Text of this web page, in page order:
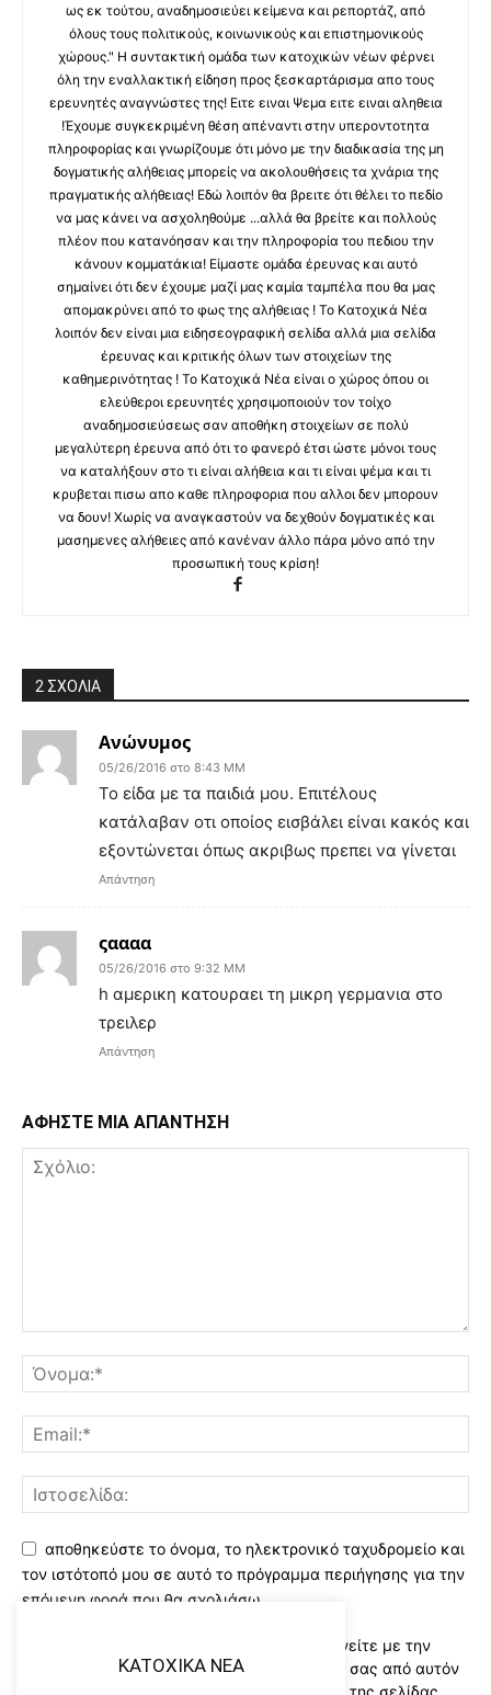
ως εκ τούτου, αναδημοσιεύει κείμενα και ρεπορτάζ, από
όλους τους πολιτικούς, κοινωνικούς και επιστημονικούς
χώρους." Η συντακτική ομάδα των κατοχικών νέων φέρνει
όλη την εναλλακτική είδηση προς ξεσκαρτάρισμα απο τους
ερευνητές αναγνώστες της! Ειτε ειναι Ψεμα ειτε ειναι αληθεια
!Έχουμε συγκεκριμένη θέση απέναντι στην υπεροντοτητα
πληροφορίας και γνωρίζουμε ότι μόνο με την διαδικασία της μη
δογματικής αλήθειας μπορείς να ακολουθήσεις τα χνάρια της
πραγματικής αλήθειας! Εδώ λοιπόν θα βρειτε ότι θέλει το πεδίο
να μας κάνει να ασχοληθούμε ...αλλά θα βρείτε και πολλούς
πλέον που κατανόησαν και την πληροφορία του πεδιου την
κάνουν κομματάκια! Είμαστε ομάδα έρευνας και αυτό
σημαίνει ότι δεν έχουμε μαζί μας καμία ταμπέλα που θα μας
απομακρύνει από το φως της αλήθειας ! Το Κατοχικά Νέα
λοιπόν δεν είναι μια ειδησεογραφική σελίδα αλλά μια σελίδα
έρευνας και κριτικής όλων των στοιχείων της
καθημερινότητας ! Το Κατοχικά Νέα είναι ο χώρος όπου οι
ελεύθεροι ερευνητές χρησιμοποιούν τον τοίχο
αναδημοσιεύσεως σαν αποθήκη στοιχείων σε πολύ
μεγαλύτερη έρευνα από ότι το φανερό έτσι ώστε μόνοι τους
να καταλήξουν στο τι είναι αλήθεια και τι είναι ψέμα και τι
κρυβεται πισω απο καθε πληροφορια που αλλοι δεν μπορουν
να δουν! Χωρίς να αναγκαστούν να δεχθούν δογματικές και
μασημενες αλήθειες από κανέναν άλλο πάρα μόνο από την
προσωπική τους κρίση!
2 ΣΧΟΛΙΑ
Ανώνυμος
05/26/2016 στο 8:43 ΜΜ
Το είδα με τα παιδιά μου. Επιτέλους
κατάλαβαν οτι οποίος εισβάλει είναι κακός και
εξοντώνεται όπως ακριβως πρεπει να γίνεται
Απάντηση
ςαααα
05/26/2016 στο 9:32 ΜΜ
h αμερικη κατουραει τη μικρη γερμανια στο
τρειλερ
Απάντηση
ΑΦΗΣΤΕ ΜΙΑ ΑΠΑΝΤΗΣΗ
αποθηκεύστε το όνομα, το ηλεκτρονικό ταχυδρομείο και
τον ιστότοπό μου σε αυτό το πρόγραμμα περιήγησης για την
επόμενη φορά που θα σχολιάσω.
Χρησιμοποιώντας αυτό το έντυπο συμφωνείτε με την
αποθήκευση και χειρισμό των δεδομένων σας από αυτόν
τον ιστότοπο..Διαβάστε του ορους χρήσης της σελίδας
KATOXIKA NEA